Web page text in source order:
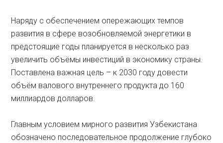
Наряду с обеспечением опережающих темпов
развития в сфере возобновляемой энергетики в
предстоящие годы планируется в несколько раз
увеличить объёмы инвестиций в экономику страны.
Поставлена важная цель – к 2030 году довести
объём валового внутреннего продукта до 160
миллиардов долларов.
Главным условием мирного развития Узбекистана
обозначено последовательное продолжение глубоко